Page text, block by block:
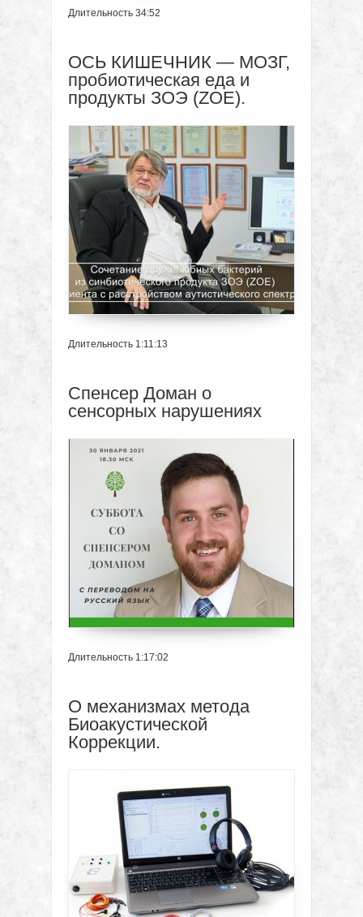
Длительность 34:52
ОСЬ КИШЕЧНИК — МОЗГ,
пробиотическая еда и
продукты ЗОЭ (ZOE).
Длительность 1:11:13
Спенсер Доман о
сенсорных нарушениях
Длительность 1:17:02
О механизмах метода
Биоакустической
Коррекции.